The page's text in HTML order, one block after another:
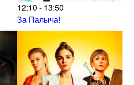
12:10 - 13:50
За Палыча!